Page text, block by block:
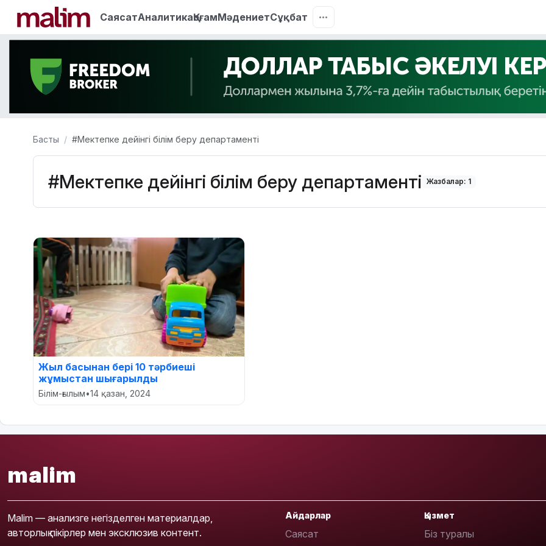
СаясатАналитикаҚоғамМәдениетСұқбат
Басты #Мектепке дейінгі білім беру департаменті
#Мектепке дейінгі білім беру департаменті Жазбалар: 1
Жыл басынан бері 10 тәрбиеші
жұмыстан шығарылды
Білім-ғылым•14 қазан, 2024
malim
Malim — анализге негізделген материалдар,
авторлық пікірлер мен эксклюзив контент.
Айдарлар
Саясат
Қызмет
Біз туралы